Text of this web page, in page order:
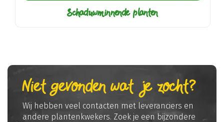
Schaduwminnende planten
Niet gevonden wat je zocht?
Wij hebben veel contacten met leveranciers en
andere plantenkwekers. Zoek je een bijzondere